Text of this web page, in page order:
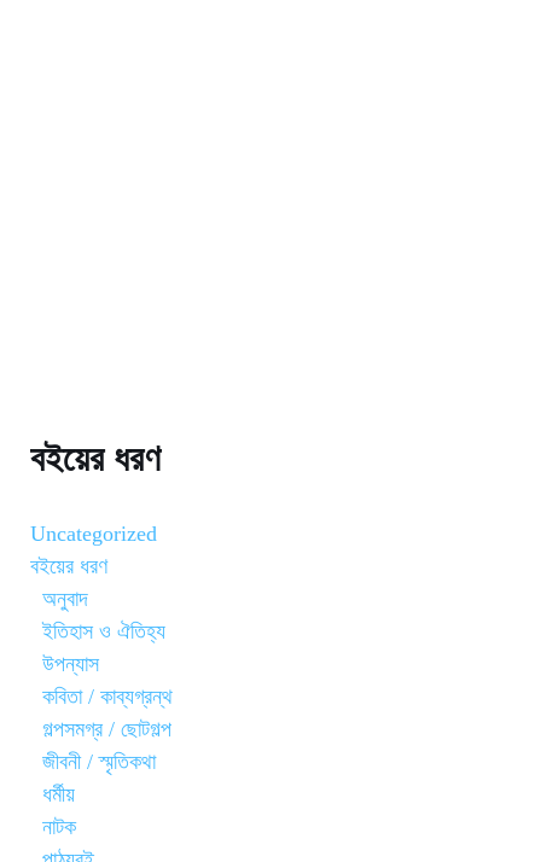
বইয়ের ধরণ
Uncategorized
বইয়ের ধরণ
অনুবাদ
ইতিহাস ও ঐতিহ্য
উপন্যাস
কবিতা / কাব্যগ্রন্থ
গল্পসমগ্র / ছোটগল্প
জীবনী / স্মৃতিকথা
ধর্মীয়
নাটক